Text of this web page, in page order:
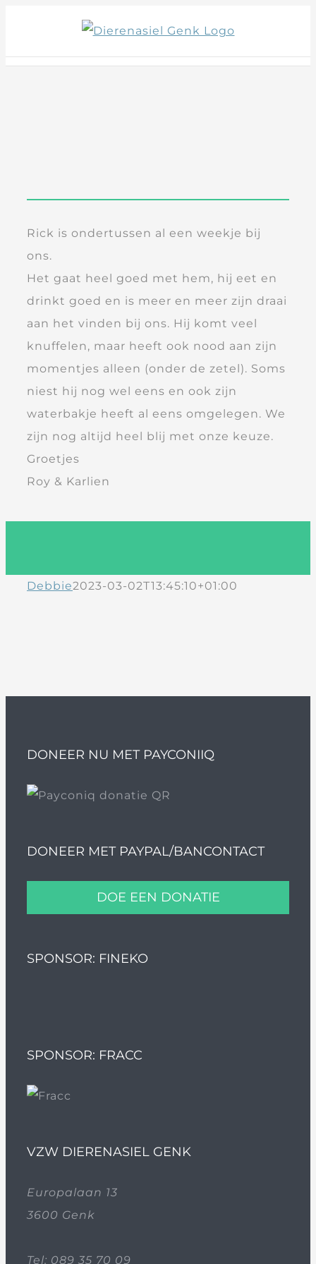
content
Rick is ondertussen al een weekje bij
ons.
Het gaat heel goed met hem, hij eet en
drinkt goed en is meer en meer zijn draai
aan het vinden bij ons. Hij komt veel
knuffelen, maar heeft ook nood aan zijn
momentjes alleen (onder de zetel). Soms
niest hij nog wel eens en ook zijn
waterbakje heeft al eens omgelegen. We
zijn nog altijd heel blij met onze keuze.
Groetjes
Roy & Karlien
Debbie2023-03-02T13:45:10+01:00
DONEER NU MET PAYCONIIQ
DONEER MET PAYPAL/BANCONTACT
DOE EEN DONATIE
SPONSOR: FINEKO
SPONSOR: FRACC
VZW DIERENASIEL GENK
Europalaan 13
3600 Genk
Tel: 089 35 70 09